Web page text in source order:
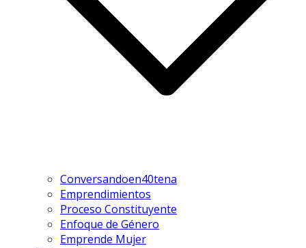
Conversandoen40tena
Emprendimientos
Proceso Constituyente
Enfoque de Género
Emprende Mujer